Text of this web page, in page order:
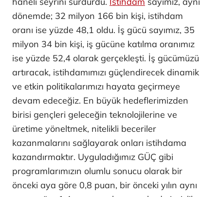
dönemde; 32 milyon 166 bin kişi, istihdam
oranı ise yüzde 48,1 oldu. İş gücü sayımız, 35
milyon 34 bin kişi, iş gücüne katılma oranımız
ise yüzde 52,4 olarak gerçekleşti. İş gücümüzü
artıracak, istihdamımızı güçlendirecek dinamik
ve etkin politikalarımızı hayata geçirmeye
devam edeceğiz. En büyük hedeflerimizden
birisi gençleri geleceğin teknolojilerine ve
üretime yöneltmek, nitelikli beceriler
kazanmalarını sağlayarak onları istihdama
kazandırmaktır. Uyguladığımız GÜÇ gibi
programlarımızın olumlu sonucu olarak bir
önceki aya göre 0,8 puan, bir önceki yılın aynı